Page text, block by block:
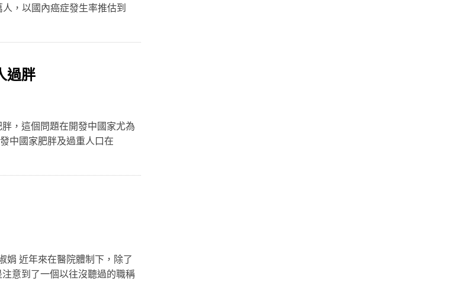
，以國內癌症發生率推估到
過胖
，這個問題在開發中國家尤為
中國家肥胖及過重人口在
近年來在醫院體制下，除了
意到了一個以往沒聽過的職稱